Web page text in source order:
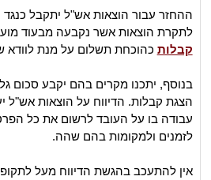
ההחזר עבור הוצאות אש"ל יתקבל
לתקרת הוצאות אשר נקבעה מבעוד
קבלות כהוכחת תשלום על מנת לוודא
בנוסף, יתכנו מקרים בהם יקבע סכום
הצגת קבלות. הדיווח על הוצאות אש"ל
עבודה בו על העובד לרשום את כל
לזמנים ולמקומות בהם שהה.
אין להתעכב בהגשת הדיווח מעל